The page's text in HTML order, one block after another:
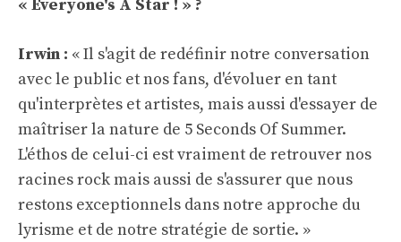
« Everyone's A Star ! » ?
Irwin : « Il s'agit de redéfinir notre conversation
avec le public et nos fans, d'évoluer en tant
qu'interprètes et artistes, mais aussi d'essayer de
maîtriser la nature de 5 Seconds Of Summer.
L'éthos de celui-ci est vraiment de retrouver nos
racines rock mais aussi de s'assurer que nous
restons exceptionnels dans notre approche du
lyrisme et de notre stratégie de sortie. »